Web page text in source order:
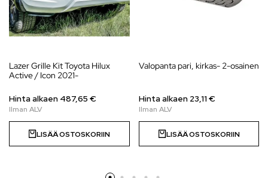
Lazer Grille Kit Toyota Hilux
Active / Icon 2021-
Hinta alkaen 487,65 €
LISÄÄ OSTOSKORIIN
Valopanta pari, kirkas- 2-osainen
Hinta alkaen 23,11€
LISÄÄ OSTOSKORIIN